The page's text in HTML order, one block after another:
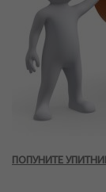
ПОПУНИТЕ